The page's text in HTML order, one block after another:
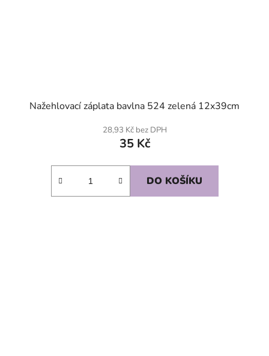
Nažehlovací záplata bavlna 524 zelená 12x39cm
28,93 Kč bez DPH
35 Kč
DO KOŠÍKU